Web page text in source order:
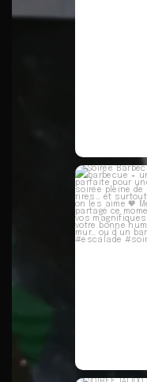
Soirée